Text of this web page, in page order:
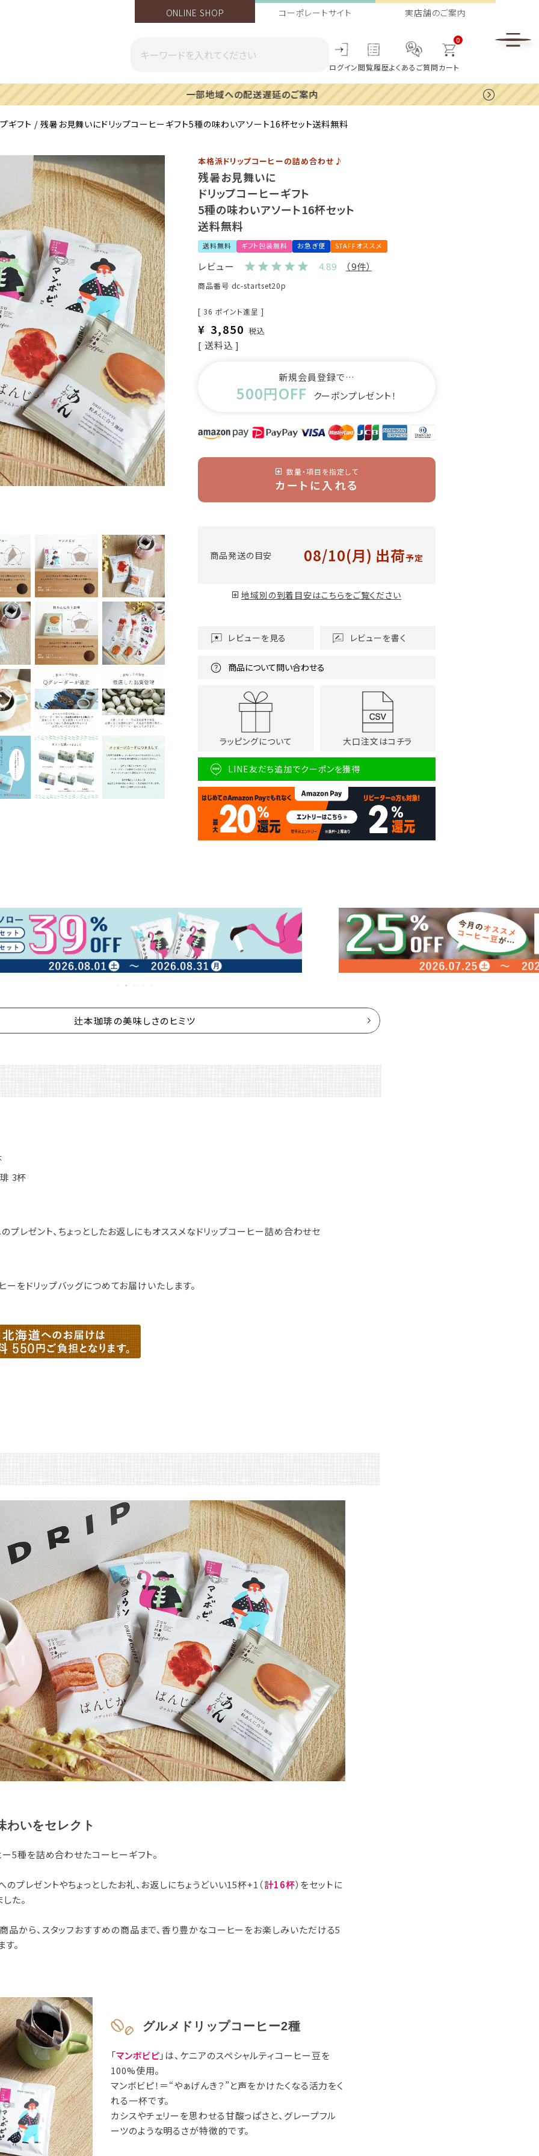
ONLINE SHOP コーポレートサイト 実店舗のご案内
ログイン閲覧履歴よくあるご質問
0
カート
一部地域への配送遅延のご案内
ギフト 残暑お見舞いにドリップコーヒーギフト5種の味わいアソート16杯セット送料無料
本格派ドリップコーヒーの詰め合わせ♪
残暑お見舞いに
ドリップコーヒーギフト
5種の味わいアソート16杯セット
送料無料
送料無料 ギフト包装無料 お急ぎ便 STAFFオススメ
レビュー 4.89 （9件）
商品番号 dc-startset20p
[ 36 ポイント進呈 ]
¥ 3,850 税込
送料込
新規会員登録で…
500円OFF クーポンプレゼント！
数量・項目を指定して
カートに入れる
商品発送の目安 08/10(月) 出荷予定
地域別の到着目安はこちらをご覧ください
レビューを見る レビューを書く
商品について問い合わせる
ラッピングについて 大口注文はコチラ
LINE友だち追加でクーポンを獲得
辻本珈琲の美味しさのヒミツ
3杯
プレゼント、ちょっとしたお返しにもオススメなドリップコーヒー詰め合わせセ
をドリップバッグにつめてお届けいたします。
わいをセレクト
5種を詰め合わせたコーヒーギフト。
プレゼントやちょっとしたお礼、お返しにちょうどいい15杯+1（計16杯）をセットに
た。
品から、スタッフおすすめの商品まで、香り豊かなコーヒーをお楽しみいただける5
。
グルメドリップコーヒー2種
「マンボビピ」は、ケニアのスペシャルティコーヒー豆を
100%使用。
マンボビピ！＝“やぁげんき？”と声をかけたくなる活力をく
れる一杯です。
カシスやチェリーを思わせる甘酸っぱさと、グレープフル
ーツのような明るさが特徴的です。